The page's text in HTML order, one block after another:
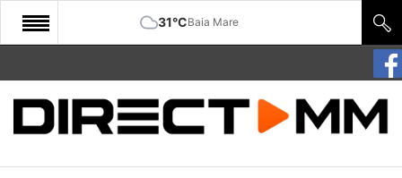
31°CBaia Mare
START
COMUNITATE